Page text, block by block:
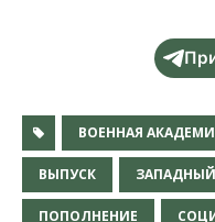
ВОЕННАЯ
ВЫПУСК
ПОПОЛНЕНИЕ